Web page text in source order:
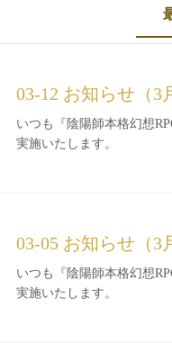
03-12 お知らせ（3
いつも『陰陽師本格幻想RPG』をご利
実施いたします。
03-05 お知らせ（3
いつも『陰陽師本格幻想RPG』をご利
実施いたします。